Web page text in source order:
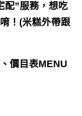
配”服務，想吃
！(米糕外帶跟
價目表MENU